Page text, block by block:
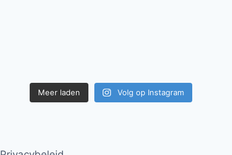
Meer laden Volg op Instagram